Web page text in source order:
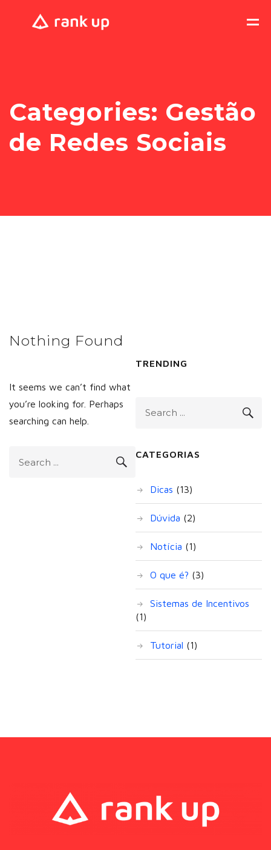
Categories: Gestão
de Redes Sociais
Nothing Found
It seems we can’t find what
you’re looking for. Perhaps
searching can help.
TRENDING
CATEGORIAS
Dicas (13)
Dúvida (2)
Notícia (1)
O que é? (3)
Sistemas de Incentivos
(1)
Tutorial (1)